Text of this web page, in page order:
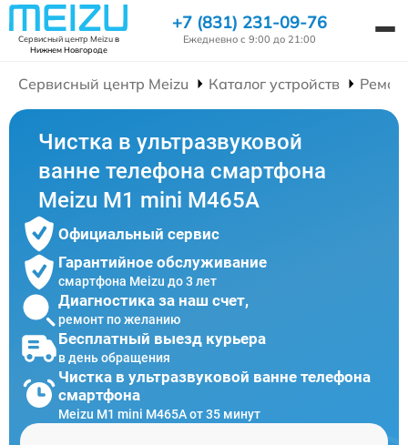
Сервисный центр Meizuв
Нижнем Новгороде
+7 (831) 231-09-76
Ежедневно с 9:00 до 21:00
Сервисный центр Meizu Каталог устройств
Чистка в ультразвуковой
ванне телефона смартфона
Meizu M1 mini M465A
Официальный сервис
Гарантийное обслуживание
смартфона Meizu до 3 лет
Диагностика за наш счет,
ремонт по желанию
Бесплатный выезд курьера
в день обращения
Чистка в ультразвуковой ванне телефона
смартфона
Meizu M1 mini M465A от 35 минут